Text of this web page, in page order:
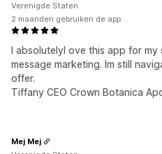
I absolutelyl ove this app for
message marketing. Im still
offer.
Tiffany CEO Crown Botanica
Verenigde Staten
2 maanden gebruiken de app
Mej Mej